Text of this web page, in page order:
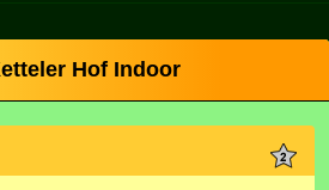
Hof Indoor